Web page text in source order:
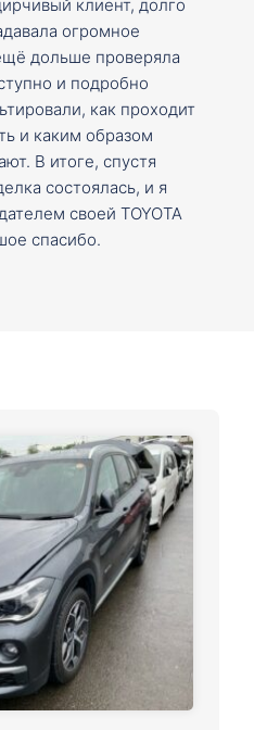
клиент, долго
огромное
дольше проверяла
и подробно
как проходит
и каким образом
В итоге, спустя
состоялась, и я
своей TOYOTA
спасибо.